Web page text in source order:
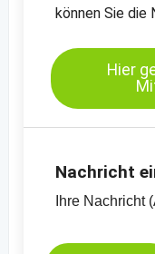
können Sie
Hier
Nachricht
Ihre Nachricht